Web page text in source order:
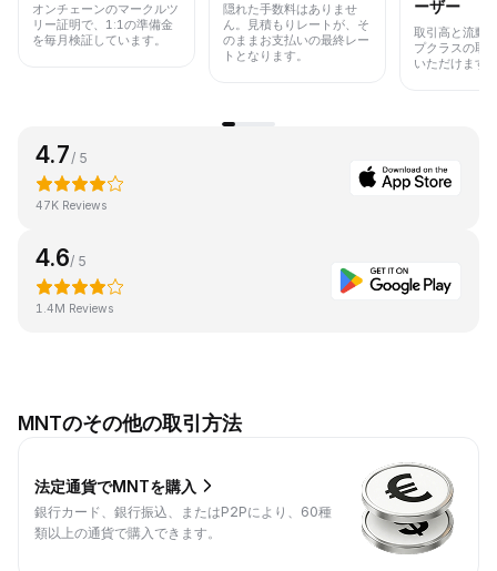
オンチェーンのマークルツ
リー証明で、1:1の準備金
を毎月検証しています。
隠れた手数料はありませ
ん。見積もりレートが、そ
のままお支払いの最終レー
トとなります。
ーザー
取引高と流動
プクラスの取
いただけます
4.7/ 5
47K Reviews
4.6/ 5
1.4M Reviews
MNTのその他の取引方法
法定通貨でMNTを購入
銀行カード、銀行振込、またはP2Pにより、60種
類以上の通貨で購入できます。